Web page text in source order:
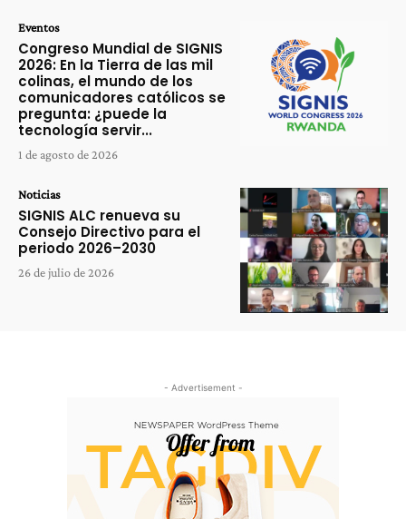
Eventos
Congreso Mundial de SIGNIS
2026: En la Tierra de las mil
colinas, el mundo de los
comunicadores católicos se
pregunta: ¿puede la
tecnología servir...
1 de agosto de 2026
Noticias
SIGNIS ALC renueva su
Consejo Directivo para el
periodo 2026–2030
26 de julio de 2026
- Advertisement -